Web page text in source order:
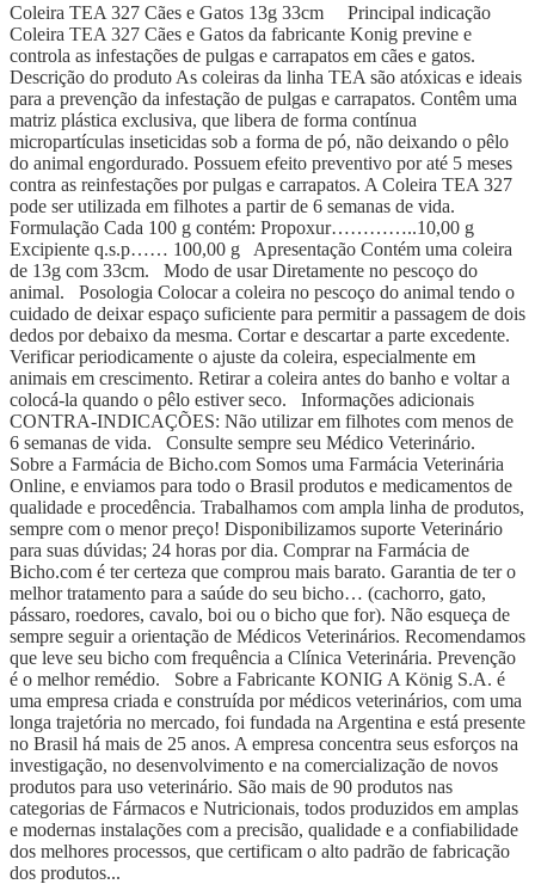
Coleira TEA 327 Cães e Gatos 13g 33cm Principal indicação
Coleira TEA 327 Cães e Gatos da fabricante Konig previne e
controla as infestações de pulgas e carrapatos em cães e gatos.
Descrição do produto As coleiras da linha TEA são atóxicas e ideais
para a prevenção da infestação de pulgas e carrapatos. Contêm uma
matriz plástica exclusiva, que libera de forma contínua
micropartículas inseticidas sob a forma de pó, não deixando o pêlo
do animal engordurado. Possuem efeito preventivo por até 5 meses
contra as reinfestações por pulgas e carrapatos. A Coleira TEA 327
pode ser utilizada em filhotes a partir de 6 semanas de vida.
Formulação Cada 100 g contém: Propoxur…………..10,00 g
Excipiente q.s.p…… 100,00 g Apresentação Contém uma coleira
de 13g com 33cm. Modo de usar Diretamente no pescoço do
animal. Posologia Colocar a coleira no pescoço do animal tendo o
cuidado de deixar espaço suficiente para permitir a passagem de dois
dedos por debaixo da mesma. Cortar e descartar a parte excedente.
Verificar periodicamente o ajuste da coleira, especialmente em
animais em crescimento. Retirar a coleira antes do banho e voltar a
colocá-la quando o pêlo estiver seco. Informações adicionais
CONTRA-INDICAÇÕES: Não utilizar em filhotes com menos de
6 semanas de vida. Consulte sempre seu Médico Veterinário.
Sobre a Farmácia de Bicho.com Somos uma Farmácia Veterinária
Online, e enviamos para todo o Brasil produtos e medicamentos de
qualidade e procedência. Trabalhamos com ampla linha de produtos,
sempre com o menor preço! Disponibilizamos suporte Veterinário
para suas dúvidas; 24 horas por dia. Comprar na Farmácia de
Bicho.com é ter certeza que comprou mais barato. Garantia de ter o
melhor tratamento para a saúde do seu bicho… (cachorro, gato,
pássaro, roedores, cavalo, boi ou o bicho que for). Não esqueça de
sempre seguir a orientação de Médicos Veterinários. Recomendamos
que leve seu bicho com frequência a Clínica Veterinária. Prevenção
é o melhor remédio. Sobre a Fabricante KONIG A König S.A. é
uma empresa criada e construída por médicos veterinários, com uma
longa trajetória no mercado, foi fundada na Argentina e está presente
no Brasil há mais de 25 anos. A empresa concentra seus esforços na
investigação, no desenvolvimento e na comercialização de novos
produtos para uso veterinário. São mais de 90 produtos nas
categorias de Fármacos e Nutricionais, todos produzidos em amplas
e modernas instalações com a precisão, qualidade e a confiabilidade
dos melhores processos, que certificam o alto padrão de fabricação
dos produtos...